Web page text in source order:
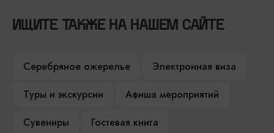
ИЩИТЕ ТАКЖЕ НА НАШЕМ САЙТЕ
Серебряное ожерелье
Электронная виза
Туры и экскурсии
Афиша мероприятий
Сувениры
Гостевая книга